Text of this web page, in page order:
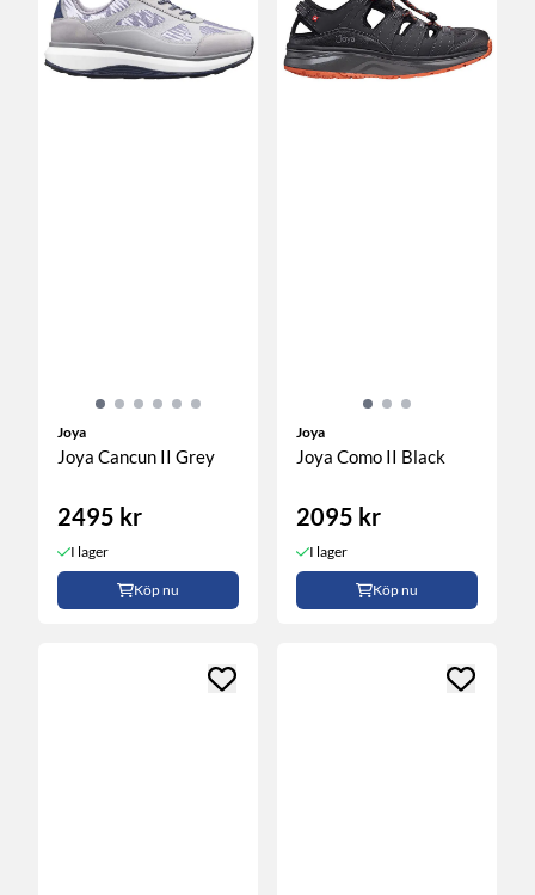
Joya
Joya Cancun II Grey
2495 kr
I lager
Köp nu
Joya
Joya Como II Black
2095 kr
I lager
Köp nu